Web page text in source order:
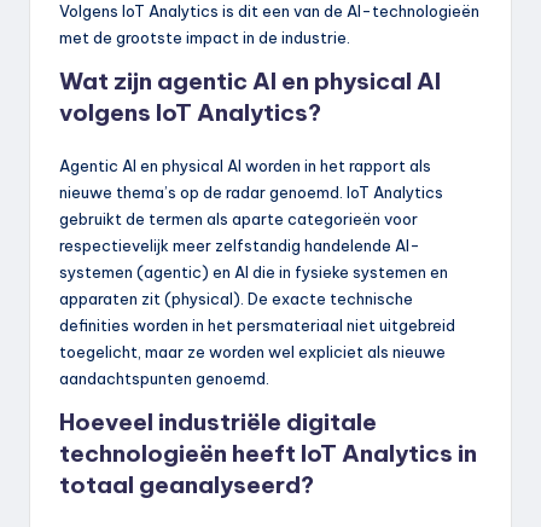
Volgens IoT Analytics is dit een van de AI-technologieën
met de grootste impact in de industrie.
Wat zijn agentic AI en physical AI
volgens IoT Analytics?
Agentic AI en physical AI worden in het rapport als
nieuwe thema’s op de radar genoemd. IoT Analytics
gebruikt de termen als aparte categorieën voor
respectievelijk meer zelfstandig handelende AI-
systemen (agentic) en AI die in fysieke systemen en
apparaten zit (physical). De exacte technische
definities worden in het persmateriaal niet uitgebreid
toegelicht, maar ze worden wel expliciet als nieuwe
aandachtspunten genoemd.
Hoeveel industriële digitale
technologieën heeft IoT Analytics in
totaal geanalyseerd?